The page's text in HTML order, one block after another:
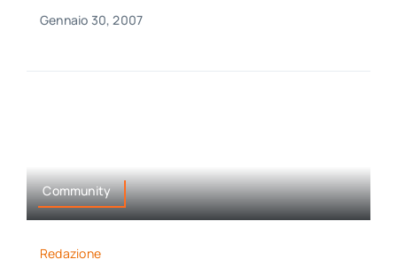
Gennaio 30, 2007
Community
Redazione